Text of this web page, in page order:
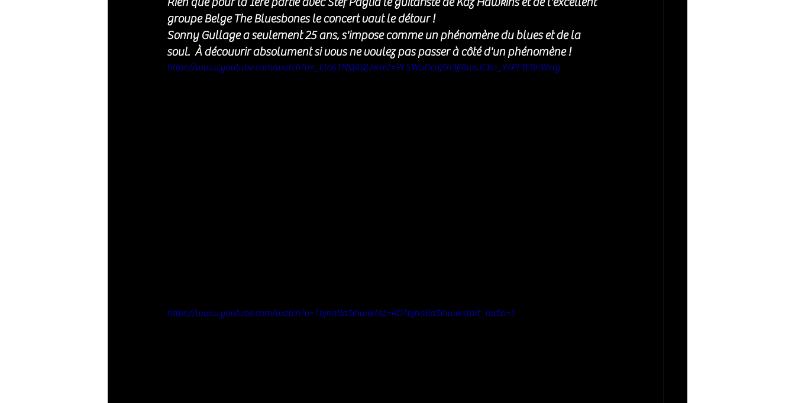
groupe Belge The Bluesbones le concert vaut le détour !
Sonny Gullage a seulement 25 ans, s'impose comme un phénomène du blues et de la
soul.  À découvrir absolument si vous ne voulez pas passer à côté d'un phénomène !
https://www.youtube.com/watch?v=_Eto6TNQAQU&list=PLSWuDcaj5h3jf0wsJCkn_Y4PE1EBnWxrg
https://www.youtube.com/watch?v=TbjhaBd5ihw&list=RDTbjhaBd5ihw&start_radio=1